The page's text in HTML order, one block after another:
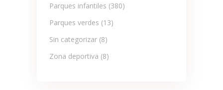
Parques infantiles (380)
Parques verdes (13)
Sin categorizar (8)
Zona deportiva (8)